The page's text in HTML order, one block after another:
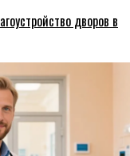
дворов в